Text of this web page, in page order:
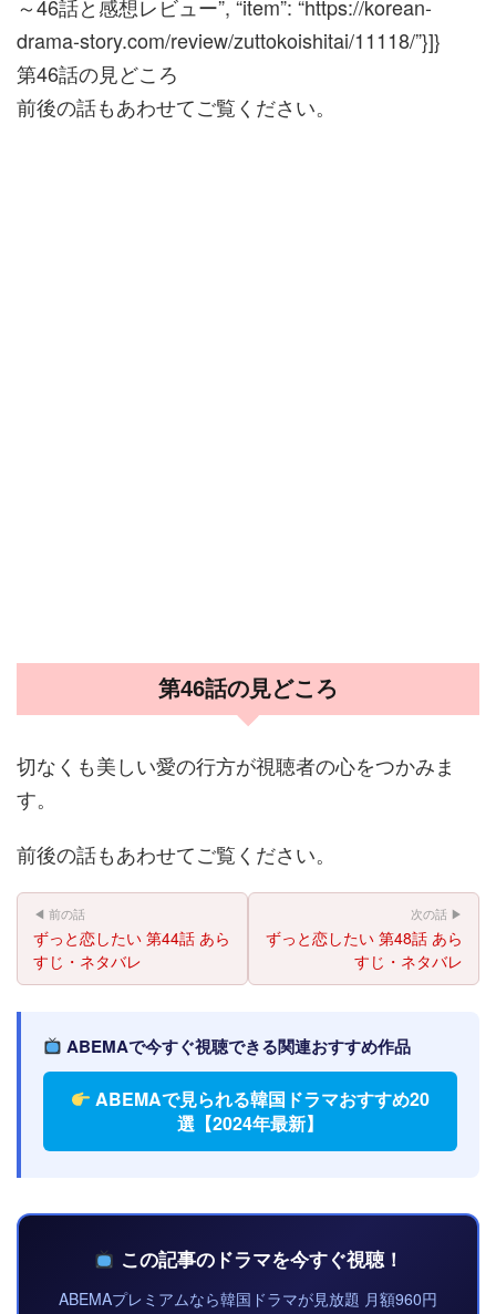
～46話と感想レビュー”, “item”: “https://korean-
drama-story.com/review/zuttokoishitai/11118/”}]}
第46話の見どころ
前後の話もあわせてご覧ください。
第46話の見どころ
切なくも美しい愛の行方が視聴者の心をつかみま
す。
前後の話もあわせてご覧ください。
◀ 前の話
ずっと恋したい 第44話 あら
すじ・ネタバレ
次の話 ▶
ずっと恋したい 第48話 あら
すじ・ネタバレ
ABEMAで今すぐ視聴できる関連おすすめ作品
ABEMAで見られる韓国ドラマおすすめ20
選【2024年最新】
この記事のドラマを今すぐ視聴！
ABEMAプレミアムなら韓国ドラマが見放題 月額960円